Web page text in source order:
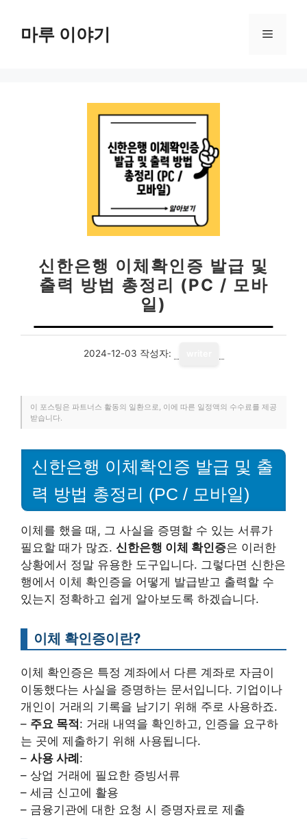
마루 이야기 메
신한은행 이체확인증 발급 및
출력 방법 총정리 (PC / 모바
일)
2024-12-03 작성자:
이 포스팅은 파트너스 활동의 일환으로, 이에 따른 일정액의 수수료를 제공
받습니다.
신한은행 이체확인증 발급 및 출
력 방법 총정리 (PC / 모바일)
이체를 했을 때, 그 사실을 증명할 수 있는 서류가
필요할 때가 많죠. 신한은행 이체 확인증은 이러한
상황에서 정말 유용한 도구입니다. 그렇다면 신한은
행에서 이체 확인증을 어떻게 발급받고 출력할 수
있는지 정확하고 쉽게 알아보도록 하겠습니다.
이체 확인증이란?
이체 확인증은 특정 계좌에서 다른 계좌로 자금이
이동했다는 사실을 증명하는 문서입니다. 기업이나
개인이 거래의 기록을 남기기 위해 주로 사용하죠.
– 주요 목적: 거래 내역을 확인하고, 인증을 요구하
는 곳에 제출하기 위해 사용됩니다.
– 사용 사례:
– 상업 거래에 필요한 증빙서류
– 세금 신고에 활용
– 금융기관에 대한 요청 시 증명자료로 제출